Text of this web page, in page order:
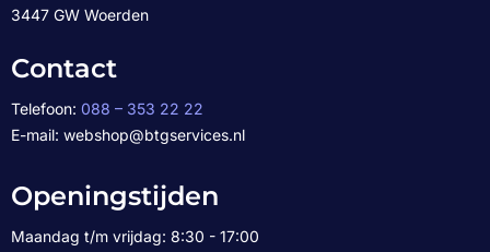
3447 GW Woerden
Contact
Telefoon: 088 – 353 22 22
E-mail: webshop@btgservices.nl
Openingstijden
Maandag t/m vrijdag: 8:30 - 17:00